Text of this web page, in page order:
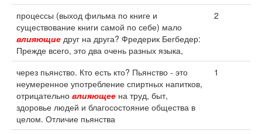
процессы (выход фильма по книге и
существование книги самой по себе) мало
влияющие друг на друга? Фредерик Бегбедер:
Прежде всего, это два очень разных языка,
2
через пьянство. Кто есть кто? Пьянство - это
неумеренное употребление спиртных напитков,
отрицательно влияющее на труд, быт,
здоровье людей и благосостояние общества в
целом. Отличие пьянства
1